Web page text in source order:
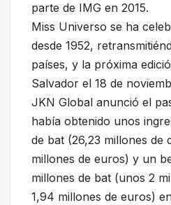
parte de IMG en 2015.
Miss Universo se ha
desde 1952,
países, y la próxima
Salvador el 18 de
JKN Global anunció el
había obtenido unos
de bat (26,23 millones de
millones de euros) y un
millones de bat (unos 2
1,94 millones de euros)